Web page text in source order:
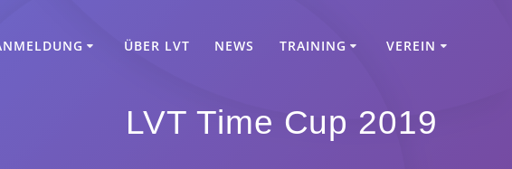
ÜBER LVT NEWS TRAINING VEREIN
LVT Time Cup 2019